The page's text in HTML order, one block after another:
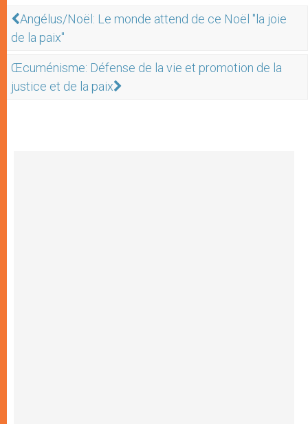
Angélus/Noël: Le monde attend de ce Noël "la joie
de la paix"
Œcuménisme: Défense de la vie et promotion de la
justice et de la paix